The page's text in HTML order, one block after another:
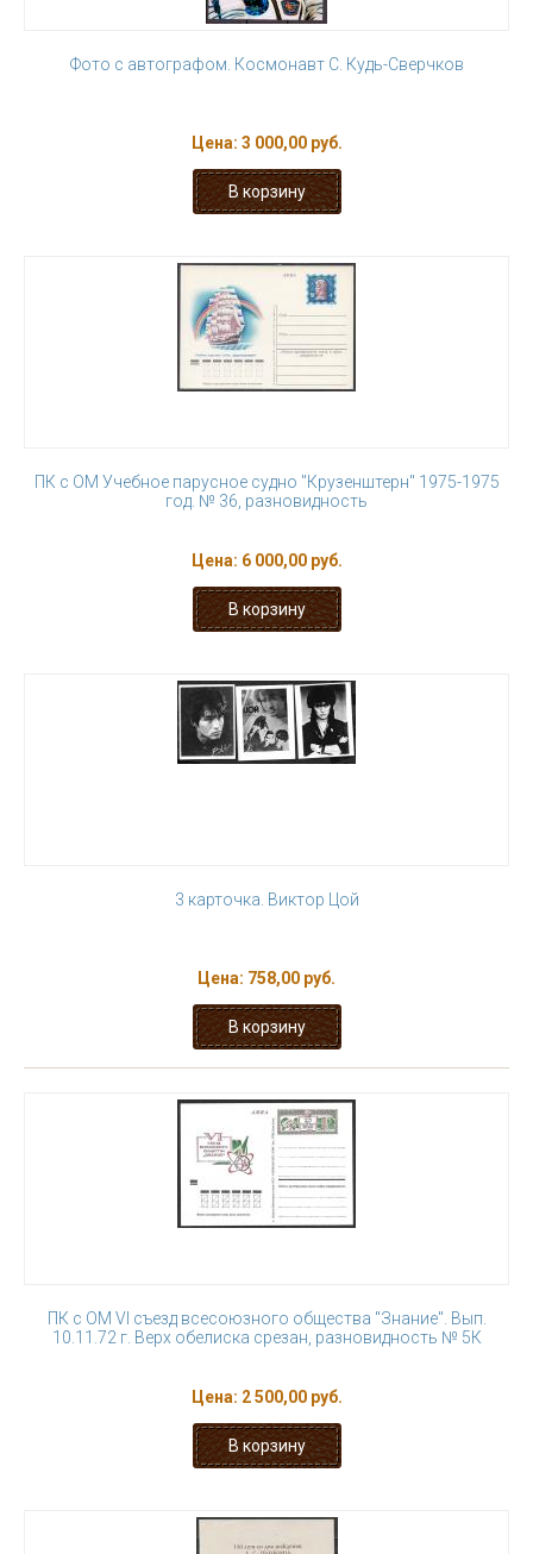
Фото с автографом. Космонавт С. Кудь-Сверчков
Цена: 3 000,00 руб.
ПК с ОМ Учебное парусное судно "Крузенштерн" 1975-1975
год. № 36, разновидность
Цена: 6 000,00 руб.
3 карточка. Виктор Цой
Цена: 758,00 руб.
ПК с ОМ VI съезд всесоюзного общества "Знание". Вып.
10.11.72 г. Верх обелиска срезан, разновидность № 5К
Цена: 2 500,00 руб.